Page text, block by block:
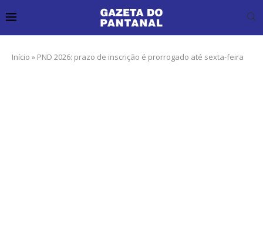
Início » PND 2026: prazo de inscrição é prorrogado até sexta-feira